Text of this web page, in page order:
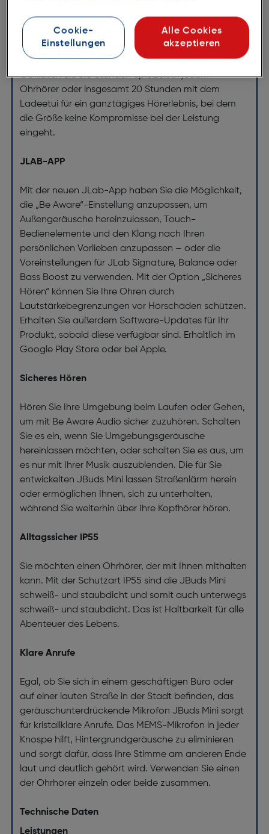
eine noch größere Flexibilität in deinem Alltag.
Viel Spielzeit
Genießen Sie 5.5 Stunden Spielzeit in jedem
Ohrhörer oder insgesamt 20 Stunden mit dem
Ladeetui für ein ganztägiges Hörerlebnis, bei dem
die Größe keine Kompromisse bei der Leistung
eingeht.
JLAB-APP
Mit der neuen JLab-App haben Sie die Möglichkeit,
die „Be Aware“-Einstellung anzupassen, um
Außengeräusche hereinzulassen, Touch-
Bedienelemente und den Klang nach Ihren
persönlichen Vorlieben anzupassen – oder die
Voreinstellungen für JLab Signature, Balance oder
Bass Boost zu verwenden. Mit der Option „Sicheres
Hören“ können Sie Ihre Ohren durch
Lautstärkebegrenzungen vor Hörschäden schützen.
Erhalten Sie außerdem Software-Updates für Ihr
Produkt, sobald diese verfügbar sind. Erhältlich im
Google Play Store oder bei Apple.
Sicheres Hören
Hören Sie Ihre Umgebung beim Laufen oder Gehen,
um mit Be Aware Audio sicher zuzuhören. Schalten
Sie es ein, wenn Sie Umgebungsgeräusche
hereinlassen möchten, oder schalten Sie es aus, um
es nur mit Ihrer Musik auszublenden. Die für Sie
entwickelten JBuds Mini lassen Straßenlärm herein
oder ermöglichen Ihnen, sich zu unterhalten,
während Sie weiterhin über Ihre Kopfhörer hören.
Alltagssicher IP55
Sie möchten einen Ohrhörer, der mit Ihnen mithalten
kann. Mit der Schutzart IP55 sind die JBuds Mini
schweiß- und staubdicht und somit auch unterwegs
schweiß- und staubdicht. Das ist Haltbarkeit für alle
Abenteuer des Lebens.
Klare Anrufe
Egal, ob Sie sich in einem geschäftigen Büro oder
auf einer lauten Straße in der Stadt befinden, das
geräuschunterdrückende Mikrofon JBuds Mini sorgt
für kristallklare Anrufe. Das MEMS-Mikrofon in jeder
Knospe hilft, Hintergrundgeräusche zu eliminieren
und sorgt dafür, dass Ihre Stimme am anderen Ende
laut und deutlich gehört wird. Verwenden Sie einen
der Ohrhörer einzeln oder beide zusammen.
Technische Daten
Leistungen
Cookie-
Einstellungen
Alle Cookies
akzeptieren